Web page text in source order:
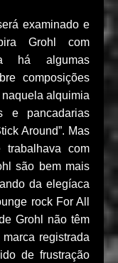
examinado e
Grohl com
há algumas
composições
alquimia
e pancadarias
Around”. Mas
trabalhava com
são bem mais
da elegíaca
rock For All
Grohl não têm
registrada
de frustração